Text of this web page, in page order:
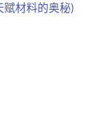
材料的奥秘)